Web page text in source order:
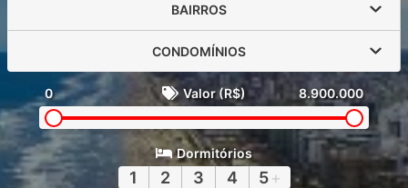
BAIRROS
CONDOMÍNIOS
0 Valor (R$) 8.900.000
Dormitórios
1 2 3 4 5 +